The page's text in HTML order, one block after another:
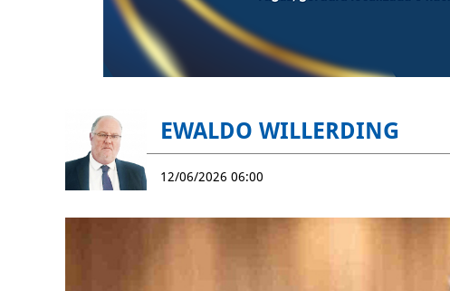
EWALDO WILLERDING
12/06/2026 06:00